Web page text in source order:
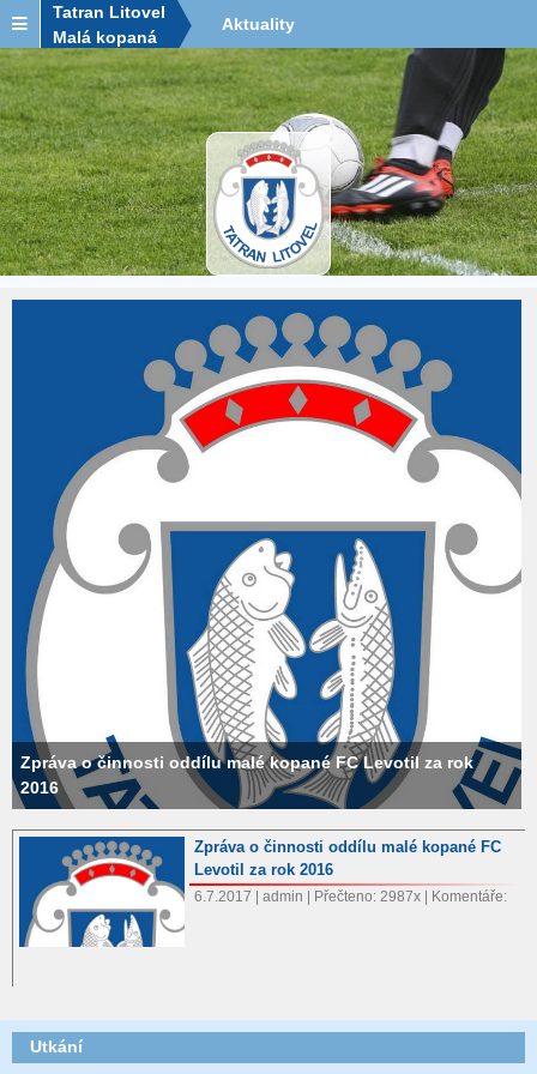
Tatran Litovel
Malá kopaná
Aktuality
Zpráva o činnosti oddílu malé kopané FC Levotil za rok
2016
Zpráva o činnosti oddílu malé kopané FC
Levotil za rok 2016
6.7.2017 | admin | Přečteno: 2987x | Komentáře:
Utkání